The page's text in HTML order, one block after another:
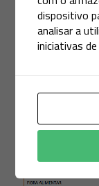
1kg empana
dispositivo
analisar a
iniciativas